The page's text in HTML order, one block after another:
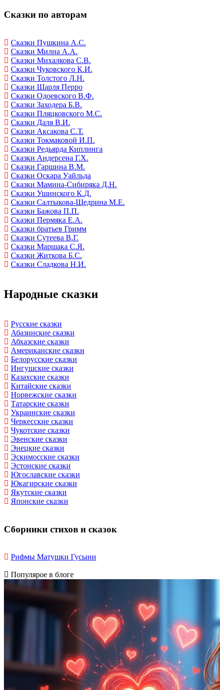
Сказки по авторам
Сказки Пушкина А.С.
Сказки Милна А.А.
Сказки Михалкова С.В.
Сказки Чуковского К.И.
Сказки Толстого Л.Н.
Сказки Шарля Перро
Сказки Одоевского В.Ф.
Сказки Заходера Б.В.
Сказки Пляцковского М.С.
Сказки Даля В.И.
Сказки Аксакова С.Т.
Сказки Токмаковой И.П.
Сказки Редьярда Киплинга
Сказки Андерсена Г.Х.
Сказки Гаршина В.М.
Сказки Оскара Уайльда
Сказки Мамина-Сибиряка Д.Н.
Сказки Ушинского К.Д.
Сказки Салтыкова-Щедрина М.Е.
Сказки Бажова П.П.
Сказки Пермяка Е.А.
Сказки братьев Гримм
Сказки Сутеева В.Г.
Сказки Маршака С.Я.
Сказки Житкова Б.С.
Сказки Сладкова Н.И.
Народные сказки
Русские сказки
Абазинские сказки
Абхазские сказки
Американские сказки
Белорусские сказки
Ингушские сказки
Казахские сказки
Китайские сказки
Норвежские сказки
Татарские сказки
Украинские сказки
Черкесские сказки
Чукотские сказки
Эвенские сказки
Энецкие сказки
Эскимосские сказки
Эстонские сказки
Югославские сказки
Юкагирские сказки
Якутские сказки
Японские сказки
Сборники стихов и сказок
Рифмы Матушки Гусыни
Популярое в блоге